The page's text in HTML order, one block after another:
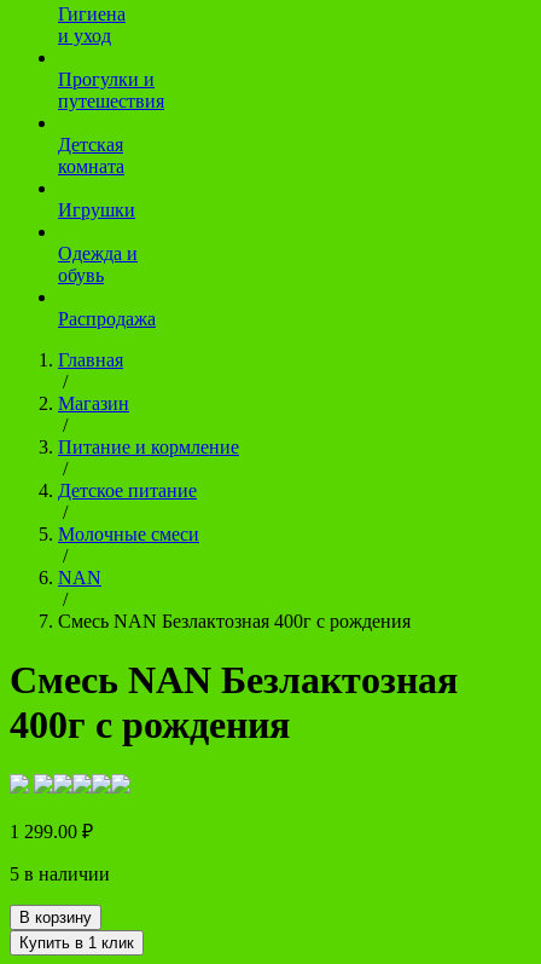
Гигиена
и уход
Прогулки и
путешествия
Детская
комната
Игрушки
Одежда и
обувь
Распродажа
Главная
/
Магазин
/
Питание и кормление
/
Детское питание
/
Молочные смеси
/
NAN
/
Смесь NAN Безлактозная 400г с рождения
Смесь NAN Безлактозная
400г с рождения
1 299.00 ₽
5 в наличии
В корзину
Купить в 1 клик